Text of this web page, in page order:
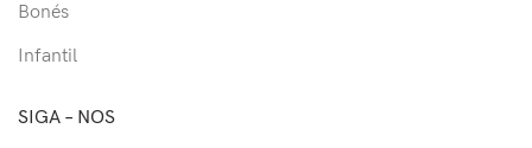
Bonés
Infantil
SIGA – NOS